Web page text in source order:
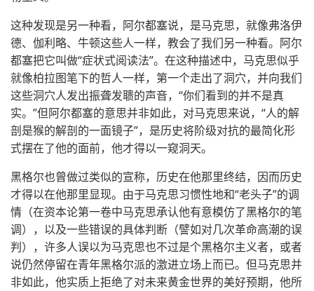
这种发现是另一种看，阿尔都塞说，是马克思，就像弗洛伊
德、伽利略、牛顿这些人一样，教会了我们另一种看。阿尔
都塞把它叫做“症状式阅读法”。在这种描述中，马克思似乎
就像柏拉图笔下的哲人一样，第一个走出了洞穴，并向我们
这些洞穴人发出振聋发聩的声音，“你们看到的并不是真
实。”但阿尔都塞的意思并非如此，对马克思来说，“人的解
剖是猴的解剖的一面镜子”，是历史将阶级对抗的最简化形
式摆在了他的面前，他才得以一窥洞天。
黑格尔也曾做过类似的宣称，历史在他那里终结，因而历史
才得以在他那里显现。由于马克思习惯性地和“老头子”的调
情（在资本论第一卷中马克思承认他有意模仿了黑格尔的笔
调），以及一些错误的具体判断（譬如对几次革命高潮的误
判），许多人误以为马克思也不过是个黑格尔主义者，或者
说仍然停留在青年黑格尔派的激进立场上而已。但马克思并
非如此，他实质上拒绝了对未来黄金世界的美好预期，他所